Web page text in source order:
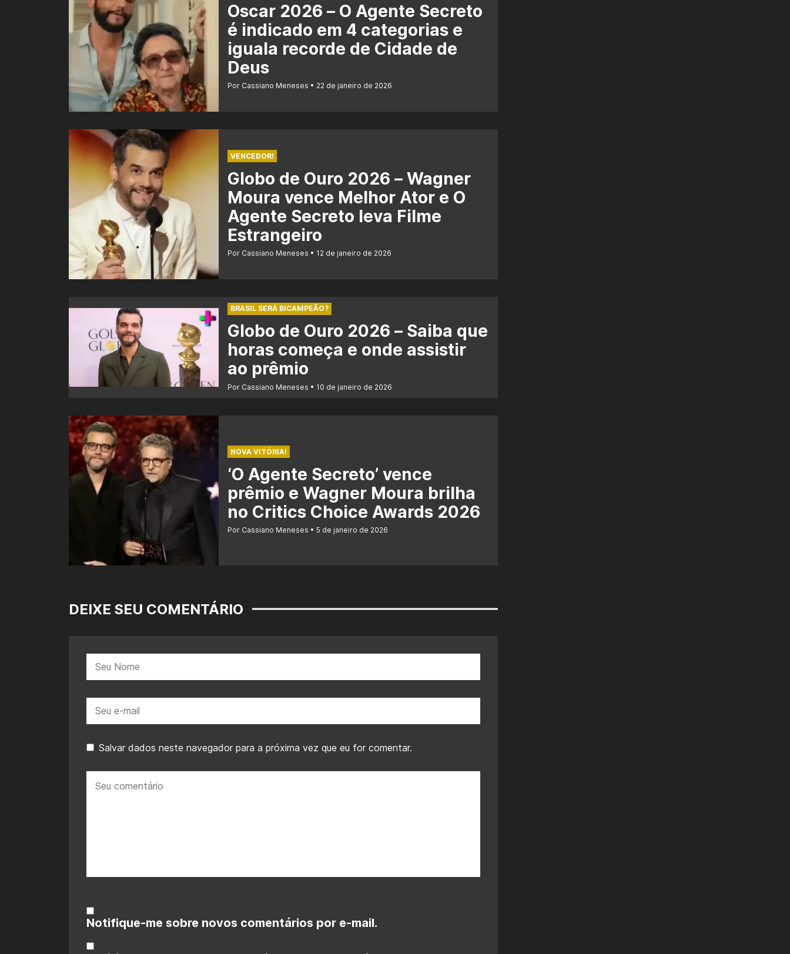
Oscar 2026 – O Agente Secreto
é indicado em 4 categorias e
iguala recorde de Cidade de
Deus
Por Cassiano Meneses 22 de janeiro de 2026
VENCEDOR!
Globo de Ouro 2026 – Wagner
Moura vence Melhor Ator e O
Agente Secreto leva Filme
Estrangeiro
Por Cassiano Meneses 12 de janeiro de 2026
BRASIL SERÁ BICAMPEÃO?
Globo de Ouro 2026 – Saiba que
horas começa e onde assistir
ao prêmio
Por Cassiano Meneses 10 de janeiro de 2026
NOVA VITÓRIA!
‘O Agente Secreto’ vence
prêmio e Wagner Moura brilha
no Critics Choice Awards 2026
Por Cassiano Meneses 5 de janeiro de 2026
DEIXE SEU COMENTÁRIO
Nome:
E-
mail:
Salvar dados neste navegador para a próxima vez que eu for comentar.
comentário:
Notifique-me sobre novos comentários por e-mail.